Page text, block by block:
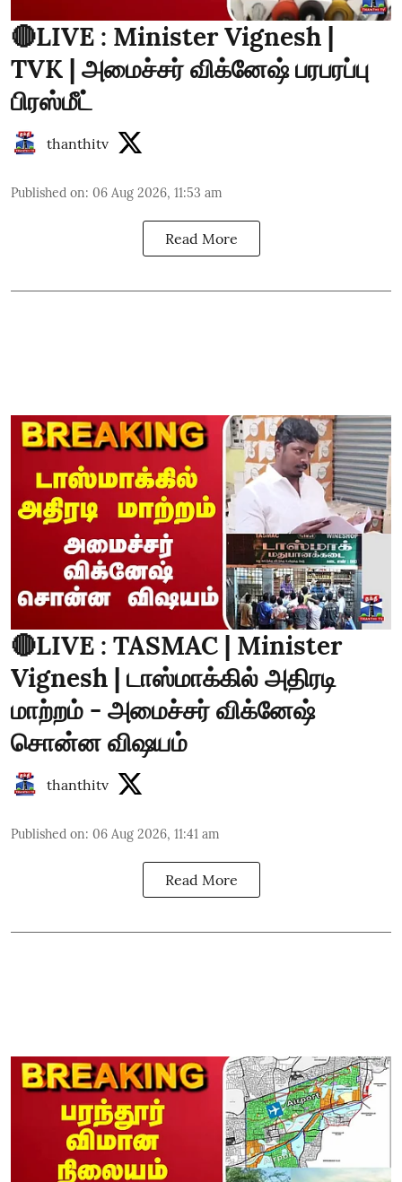
🔴LIVE : Minister Vignesh |
TVK | அமைச்சர் விக்னேஷ் பரபரப்பு
பிரஸ்மீட்
thanthitv
Published on: 06 Aug 2026, 11:53 am
Read More
🔴LIVE : TASMAC | Minister
Vignesh | டாஸ்மாக்கில் அதிரடி
மாற்றம் - அமைச்சர் விக்னேஷ்
சொன்ன விஷயம்
thanthitv
Published on: 06 Aug 2026, 11:41 am
Read More